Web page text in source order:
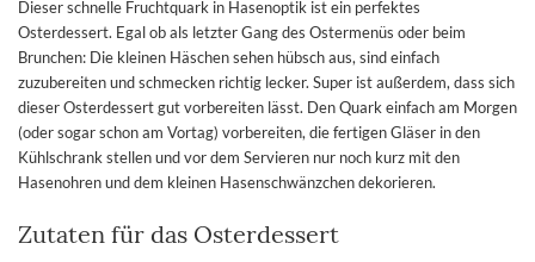
Dieser schnelle Fruchtquark in Hasenoptik ist ein perfektes
Osterdessert. Egal ob als letzter Gang des Ostermenüs oder beim
Brunchen: Die kleinen Häschen sehen hübsch aus, sind einfach
zuzubereiten und schmecken richtig lecker. Super ist außerdem, dass sich
dieser Osterdessert gut vorbereiten lässt. Den Quark einfach am Morgen
(oder sogar schon am Vortag) vorbereiten, die fertigen Gläser in den
Kühlschrank stellen und vor dem Servieren nur noch kurz mit den
Hasenohren und dem kleinen Hasenschwänzchen dekorieren.
Zutaten für das Osterdessert